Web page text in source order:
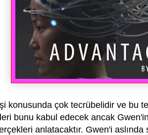
konusunda çok tecrübelidir ve bu
bunu kabul edecek ancak
anlatacaktır. Gwen'i aslında